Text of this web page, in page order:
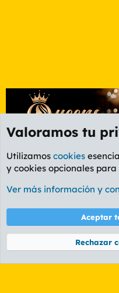
Foro General
Cookies
PL
Términos y
Community platform by XenForo®
Valoramos tu
Utilizamos cookies
y cookies opcionales
Ver más información y
Aceptar
Rechazar